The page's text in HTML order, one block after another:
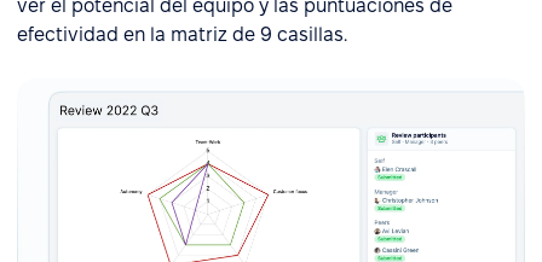
ver el potencial del equipo y las puntuaciones de
efectividad en la matriz de 9 casillas.